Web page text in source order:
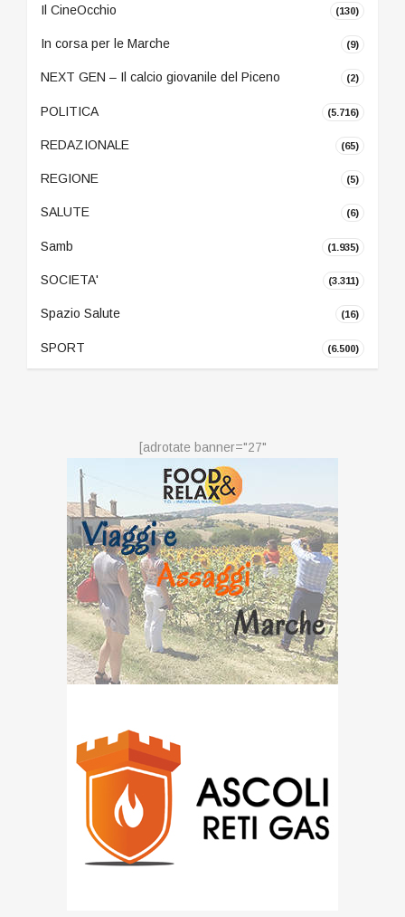
Il CineOcchio (130)
In corsa per le Marche (9)
NEXT GEN – Il calcio giovanile del Piceno (2)
POLITICA (5.716)
REDAZIONALE (65)
REGIONE (5)
SALUTE (6)
Samb (1.935)
SOCIETA' (3.311)
Spazio Salute (16)
SPORT (6.500)
[adrotate banner="27"